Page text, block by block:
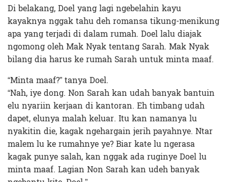
Di belakang, Doel yang lagi ngebelahin kayu
kayaknya nggak tahu deh romansa tikung-menikung
apa yang terjadi di dalam rumah. Doel lalu diajak
ngomong oleh Mak Nyak tentang Sarah. Mak Nyak
bilang dia harus ke rumah Sarah untuk minta maaf.
“Minta maaf?” tanya Doel.
“Nah, iye dong. Non Sarah kan udah banyak bantuin
elu nyariin kerjaan di kantoran. Eh timbang udah
dapet, elunya malah keluar. Itu kan namanya lu
nyakitin die, kagak ngehargain jerih payahnye. Ntar
malem lu ke rumahnye ye? Biar kate lu ngerasa
kagak punye salah, kan nggak ada ruginye Doel lu
minta maaf. Lagian Non Sarah kan udeh banyak